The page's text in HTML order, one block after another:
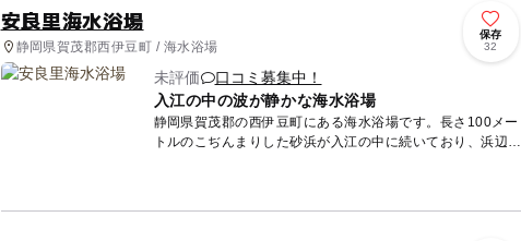
安良里海水浴場
静岡県賀茂郡西伊豆町 / 海水浴場
保存
32
未評価
口コミ募集中！
入江の中の波が静かな海水浴場
静岡県賀茂郡の西伊豆町にある海水浴場です。長さ100メー
トルのこぢんまりした砂浜が入江の中に続いており、浜辺に